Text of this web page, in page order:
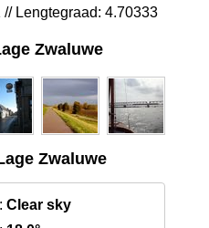
Lengtegraad: 4.70333
Zwaluwe
Zwaluwe
Clear sky